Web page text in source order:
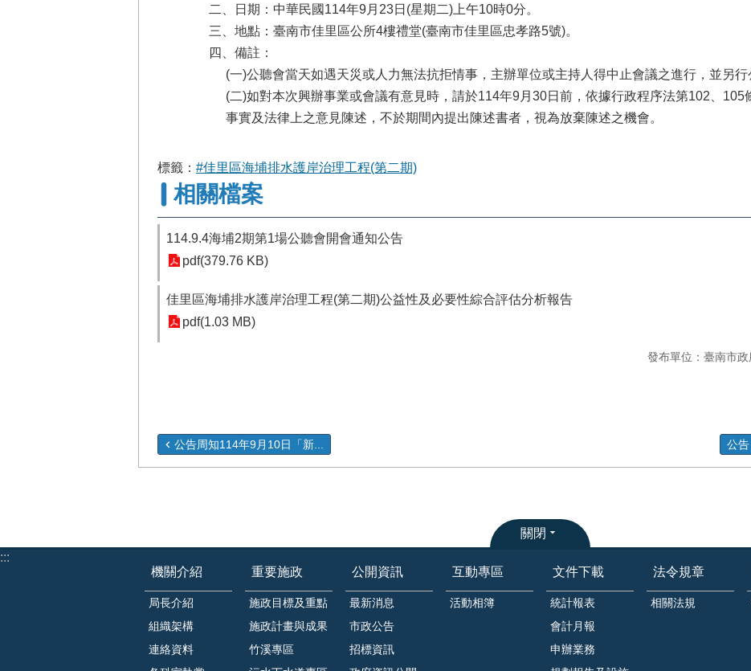
二、日期：中華民國114年9月23日(星期二)上午10時0分。
三、地點：臺南市佳里區公所4樓禮堂(臺南市佳里區忠孝路5號)。
四、備註：
(一)公聽會當天如遇天災或人力無法抗拒情事，主辦單位或主持人得中止會議之進行，並另行
(二)如對本次興辦事業或會議有意見時，請於114年9月30日前，依據行政程序法第102、105
事實及法律上之意見陳述，不於期間內提出陳述書者，視為放棄陳述之機會。
標籤： #佳里區海埔排水護岸治理工程(第二期)
相關檔案
114.9.4海埔2期第1場公聽會開會通知公告
pdf(379.76 KB)
佳里區海埔排水護岸治理工程(第二期)公益性及必要性綜合評估分析報告
pdf(1.03 MB)
發布單位：臺南市政
公告周知114年9月10日「新... 公告
關閉
:::
機關介紹
局長介紹
組織架構
連絡資料
重要施政
施政目標及重點
施政計畫與成果
竹溪專區
公開資訊
最新消息
市政公告
招標資訊
互動專區
活動相簿
文件下載
統計報表
會計月報
申辦業務
法令規章
相關法規